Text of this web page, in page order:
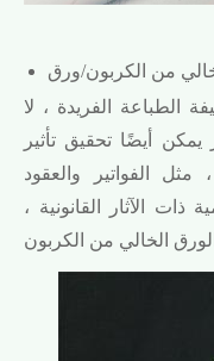
الطباعة الفريدة ، لا
أيضًا تحقيق تأثير
الفواتير والعقود
ذات الآثار القانونية ،